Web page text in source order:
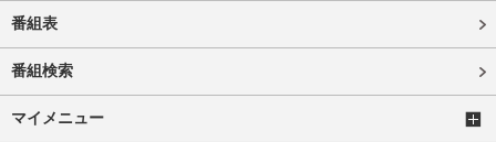
番組表
番組検索
マイメニュー